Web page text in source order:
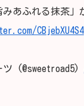
あふれる抹茶」
CBjebXU4S4
(@sweetroad5)